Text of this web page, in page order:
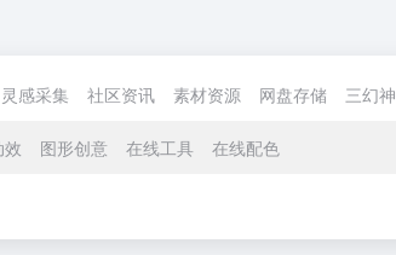
灵感采集 社区资讯 素材资源 网盘存储 三幻神
图形创意 在线工具 在线配色